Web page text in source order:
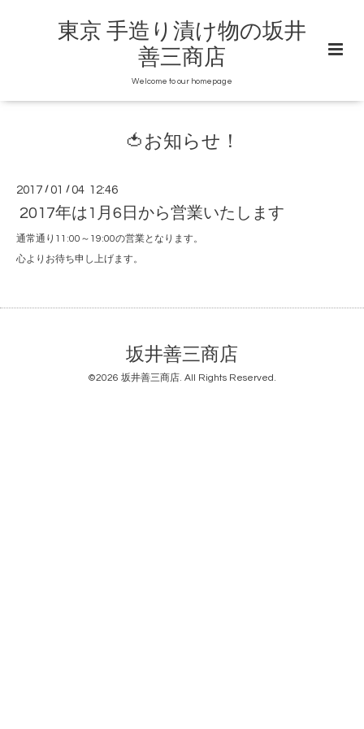
東京 手造り漬け物の坂井
善三商店
Welcome to our homepage
🍅お知らせ！
2017 /01 /04 12:46
2017年は1月6日から営業いたします
通常通り11:00～19:00の営業となります。
心よりお待ち申し上げます。
坂井善三商店
©2026 坂井善三商店. All Rights Reserved.